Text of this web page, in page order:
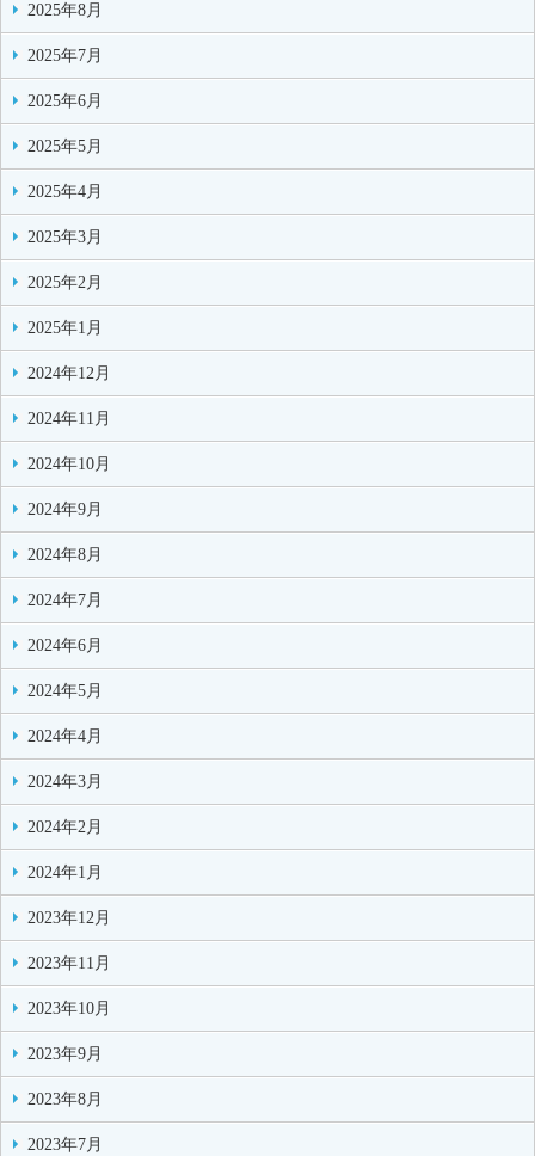
2025年8月
2025年7月
2025年6月
2025年5月
2025年4月
2025年3月
2025年2月
2025年1月
2024年12月
2024年11月
2024年10月
2024年9月
2024年8月
2024年7月
2024年6月
2024年5月
2024年4月
2024年3月
2024年2月
2024年1月
2023年12月
2023年11月
2023年10月
2023年9月
2023年8月
2023年7月